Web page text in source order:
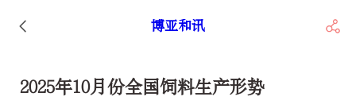
博亚和讯
2025年10月份全国饲料生产形势